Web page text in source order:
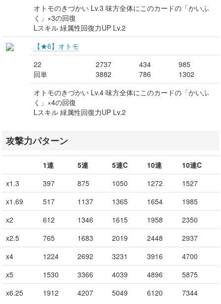
オトモのきづかい Lv.3 味方全体にこのカードの「かいふ
く」×3の回復
Lスキル 緑属性回復力UP Lv.2
【★6】オトモ
22
回単
2737
3882
434
786
985
1302
オトモのきづかい Lv.4 味方全体にこのカードの「かいふ
く」×4の回復
Lスキル 緑属性回復力UP Lv.2
攻撃力パターン
1連 5連 5連C 10連
10連C
x1.3
397 875 1050 1272
1527
x1.69
517 1137 1365 1654
1985
x2
612 1346 1615 1958
2350
x2.5
765 1683 2019 2448
2937
x4
1224 2692 3231 3916
4700
x5
1530 3366 4039 4896
5875
x6.25
1912 4207 5049 6120 7344